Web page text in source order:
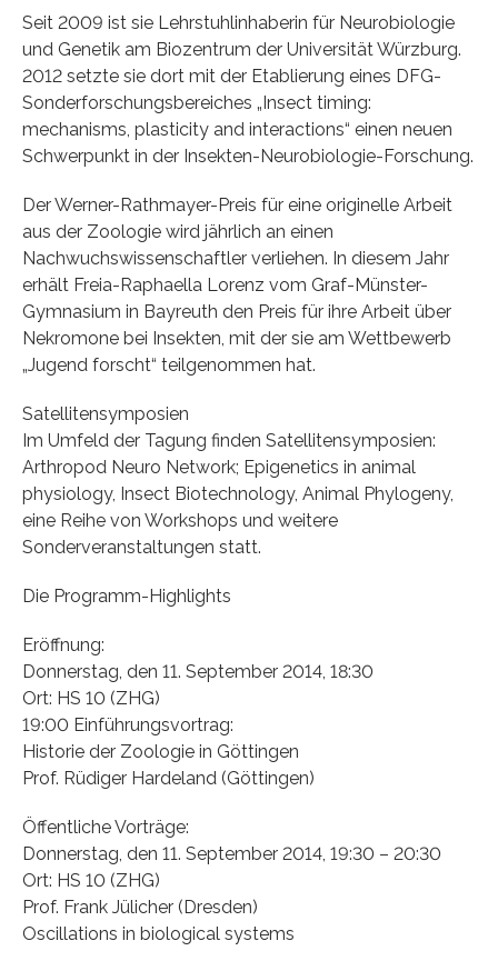
Seit 2009 ist sie Lehrstuhlinhaberin für Neurobiologie
und Genetik am Biozentrum der Universität Würzburg.
2012 setzte sie dort mit der Etablierung eines DFG-
Sonderforschungsbereiches „Insect timing:
mechanisms, plasticity and interactions“ einen neuen
Schwerpunkt in der Insekten-Neurobiologie-Forschung.
Der Werner-Rathmayer-Preis für eine originelle Arbeit
aus der Zoologie wird jährlich an einen
Nachwuchswissenschaftler verliehen. In diesem Jahr
erhält Freia-Raphaella Lorenz vom Graf-Münster-
Gymnasium in Bayreuth den Preis für ihre Arbeit über
Nekromone bei Insekten, mit der sie am Wettbewerb
„Jugend forscht“ teilgenommen hat.
Satellitensymposien
Im Umfeld der Tagung finden Satellitensymposien:
Arthropod Neuro Network; Epigenetics in animal
physiology, Insect Biotechnology, Animal Phylogeny,
eine Reihe von Workshops und weitere
Sonderveranstaltungen statt.
Die Programm-Highlights
Eröffnung:
Donnerstag, den 11. September 2014, 18:30
Ort: HS 10 (ZHG)
19:00 Einführungsvortrag:
Historie der Zoologie in Göttingen
Prof. Rüdiger Hardeland (Göttingen)
Öffentliche Vorträge:
Donnerstag, den 11. September 2014, 19:30 – 20:30
Ort: HS 10 (ZHG)
Prof. Frank Jülicher (Dresden)
Oscillations in biological systems